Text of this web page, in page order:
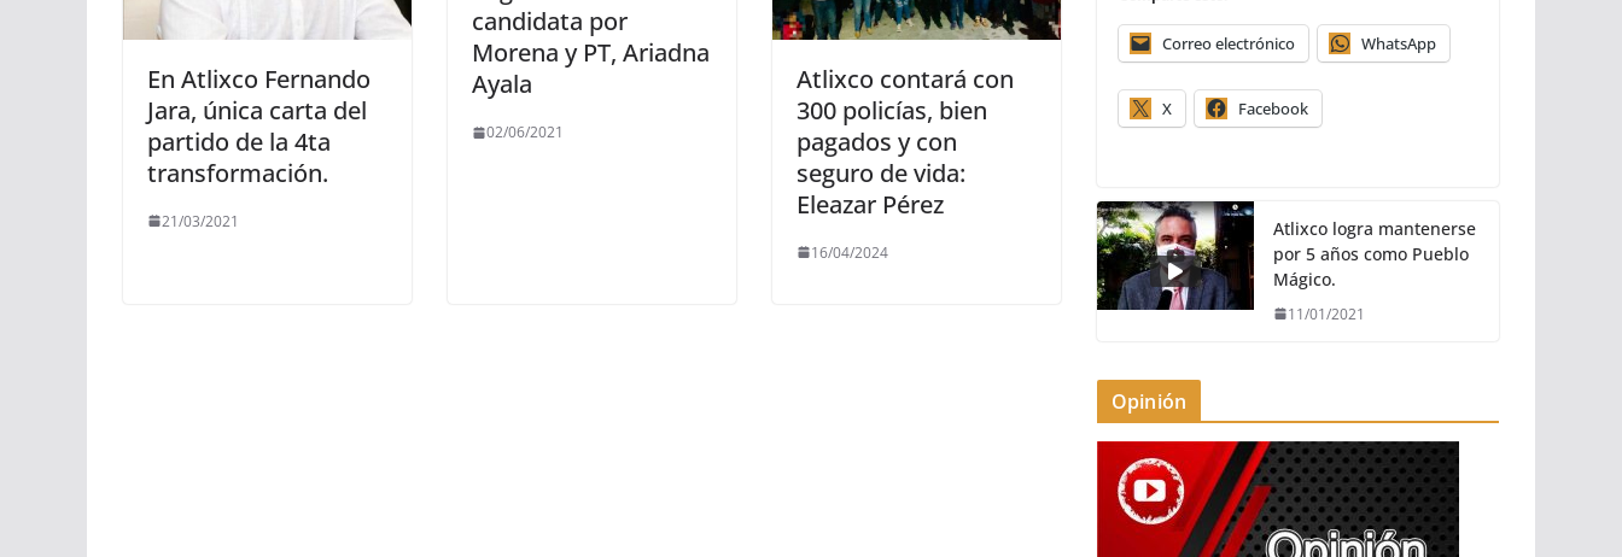
En Atlixco Fernando
Jara, única carta del
partido de la 4ta
transformación.
21/03/2021
candidata por
Morena y PT, Ariadna
Ayala
02/06/2021
Atlixco contará con
300 policías, bien
pagados y con
seguro de vida:
Eleazar Pérez
16/04/2024
Correo electrónico WhatsApp
X Facebook
Atlixco logra mantenerse
por 5 años como Pueblo
Mágico.
11/01/2021
Opinión